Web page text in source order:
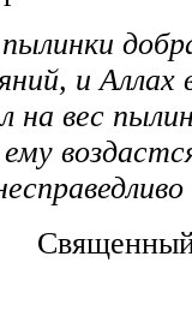
и Аллах
на вес